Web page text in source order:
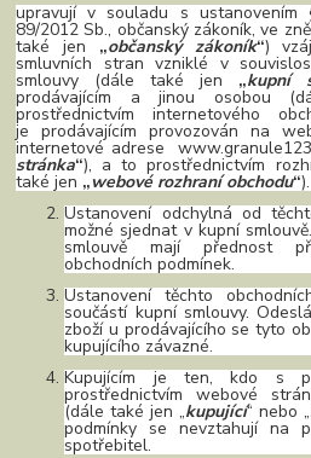
upravují v souladu s
89/2012 Sb., občanský zákoník, ve
také jen „občanský zákoník“)
smluvních stran vzniklé v
smlouvy (dále také jen „kupní
prodávajícím a jinou osobou
prostřednictvím internetového
je prodávajícím provozován na
internetové adrese
stránka“), a to prostřednictvím
také jen „webové rozhraní obchodu“).
Ustanovení odchylná od
možné sjednat v kupní
smlouvě mají přednost
obchodních podmínek.
Ustanovení těchto
součástí kupní smlouvy.
zboží u prodávajícího se tyto
kupujícího závazné.
Kupujícím je ten, kdo s
prostřednictvím webové
(dále také jen „kupující“ nebo „
podmínky se nevztahují na
spotřebitel.